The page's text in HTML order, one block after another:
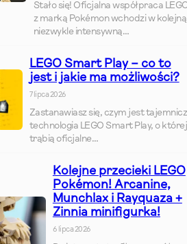
Stało się! Oficjalna współpraca
z marką Pokémon wchodzi w
niezwykle intensywną…
LEGO Smart Play – co to
jest i jakie ma możliwości?
7 lipca 2026
Zastanawiasz się, czym jest
technologia LEGO Smart Play, o której
trąbią oficjalne…
Kolejne przecieki LEGO
Pokémon! Arcanine,
Munchlax i Rayquaza +
Zinnia minifigurka!
6 lipca 2026